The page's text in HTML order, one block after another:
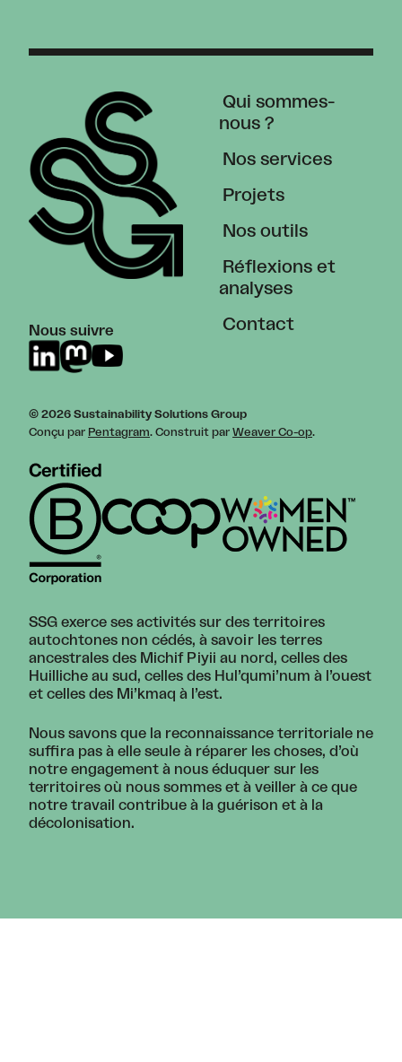
Nous suivre
Qui sommes-
nous ?
Nos services
Projets
Nos outils
Réflexions et
analyses
Contact
© 2026 Sustainability Solutions Group
Conçu par Pentagram. Construit par Weaver Co-op.
SSG exerce ses activités sur des territoires
autochtones non cédés, à savoir les terres
ancestrales des Michif Piyii au nord, celles des
Huilliche au sud, celles des Hul’qumi’num à l’ouest
et celles des Mi’kmaq à l’est.
Nous savons que la reconnaissance territoriale ne
suffira pas à elle seule à réparer les choses, d’où
notre engagement à nous éduquer sur les
territoires où nous sommes et à veiller à ce que
notre travail contribue à la guérison et à la
décolonisation.